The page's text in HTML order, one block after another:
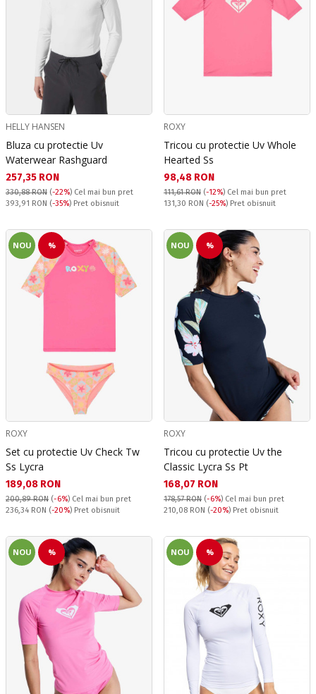
HELLY HANSEN
Bluza cu protectie Uv
Waterwear Rashguard
Текуща цена:
257,35 RON
330,88 RON (-22%) Cel mai bun pret
Pret obisnuit:
393,91 RON (-35%) Pret obisnuit
ROXY
Tricou cu protectie Uv Whole
Hearted Ss
Текуща цена:
98,48 RON
111,61 RON (-12%) Cel mai bun pret
Pret obisnuit:
131,30 RON (-25%) Pret obisnuit
NOU %
ROXY
Set cu protectie Uv Check Tw
Ss Lycra
Текуща цена:
189,08 RON
200,89 RON (-6%) Cel mai bun pret
Pret obisnuit:
236,34 RON (-20%) Pret obisnuit
NOU %
ROXY
Tricou cu protectie Uv the
Classic Lycra Ss Pt
Текуща цена:
168,07 RON
178,57 RON (-6%) Cel mai bun pret
Pret obisnuit:
210,08 RON (-20%) Pret obisnuit
NOU % NOU %